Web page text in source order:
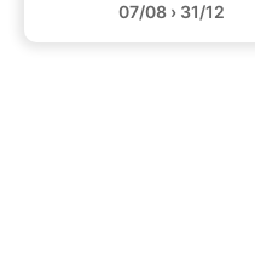
07/08 › 31/12